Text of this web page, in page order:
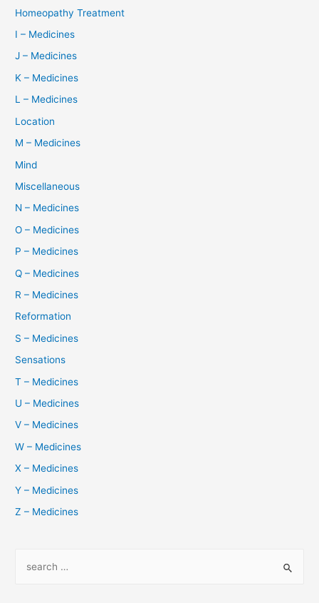
Homeopathy Treatment
I – Medicines
J – Medicines
K – Medicines
L – Medicines
Location
M – Medicines
Mind
Miscellaneous
N – Medicines
O – Medicines
P – Medicines
Q – Medicines
R – Medicines
Reformation
S – Medicines
Sensations
T – Medicines
U – Medicines
V – Medicines
W – Medicines
X – Medicines
Y – Medicines
Z – Medicines